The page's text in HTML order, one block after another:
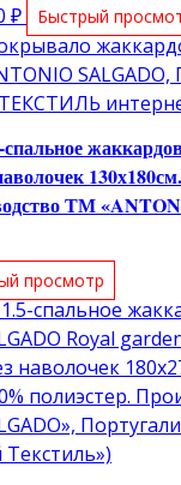
₽.
₽Текущая
цена:
16,000 ₽.
Быстрый
ТМ
просмотр